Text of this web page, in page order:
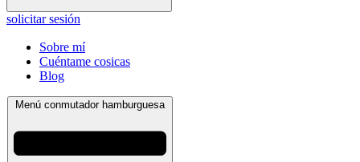
solicitar sesión
Sobre mí
Cuéntame cosicas
Blog
Menú conmutador hamburguesa